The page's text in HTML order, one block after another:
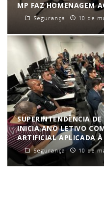
MP FAZ HOMENAGEM
Segurança 10 de
SUPERINTENDÊNCIA
INICIA ANO LETIVO
ARTIFICIAL APLICADA
Segurança 10 de